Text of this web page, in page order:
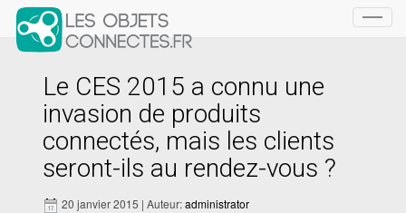
Le CES 2015 a connu une
invasion de produits
connectés, mais les clients
seront-ils au rendez-vous ?
20 janvier 2015 | Auteur:administrator